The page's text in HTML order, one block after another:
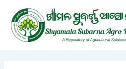
content
navigation